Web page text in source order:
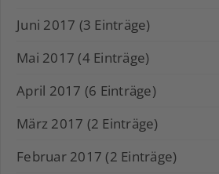
Juni 2017 (3 Einträge)
Mai 2017 (4 Einträge)
April 2017 (6 Einträge)
März 2017 (2 Einträge)
Februar 2017 (2 Einträge)